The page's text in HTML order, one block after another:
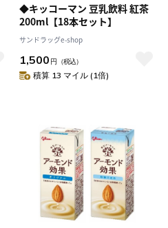
◆キッコーマン 豆乳飲料 紅茶
200ml【18本セット】
サンドラッグe-shop
1,500 円 （税込）
積算 13 マイル (1倍)